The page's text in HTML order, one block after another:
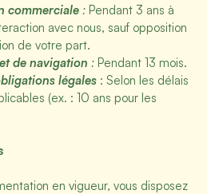
commerciale : Pendant 3 ans à
avec nous, sauf opposition
de votre part.
de navigation : Pendant 13 mois.
légales : Selon les délais
(ex. : 10 ans pour les
en vigueur, vous disposez